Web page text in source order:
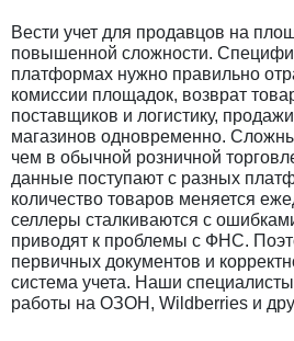
Вести учет для продавцов на
повышенной сложности.
платформах нужно правильно
комиссии площадок, возврат
поставщиков и логистику,
магазинов одновременно.
чем в обычной розничной
данные поступают с разных
количество товаров меняется
селлеры сталкиваются с
приводят к проблемы с ФНС.
первичных документов и
система учета. Наши
работы на ОЗОН, Wildberries и